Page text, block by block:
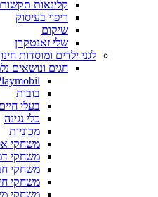
קלינאות
ריפוי בעיסוק
שיקום
שלי זאנטקרן
לגני ילדים ומוסדות
חגים ונושאים
בובות
בעלי חיים
כלי נגינה
מכוניות
משחקי
משחקי
משחקי
משחקי
משחקי